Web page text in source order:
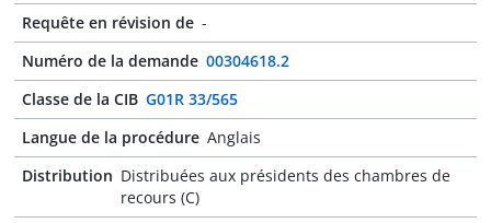
Requête en révision de -
Numéro de la demande 00304618.2
Classe de la CIB G01R 33/565
Langue de la procédure Anglais
Distribution Distribuées aux présidents des chambres de
recours (C)